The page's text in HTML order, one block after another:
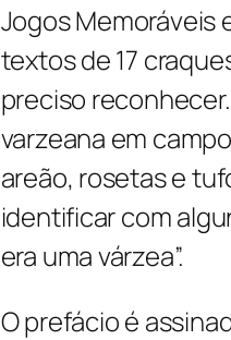
Jogos Memoráveis
textos de 17
preciso
varzeana em
areão, rosetas e
identificar com
era uma várzea”.
O prefácio é